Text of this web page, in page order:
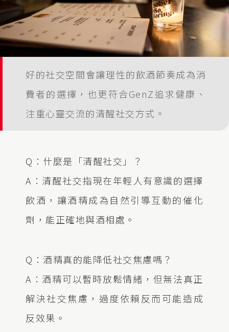
好的社交空間會讓理性的飲酒節奏成為消
費者的選擇，也更符合GenZ追求健康、
注重心靈交流的清醒社交方式。
Q：什麼是「清醒社交」？
A：清醒社交指現在年輕人有意識的選擇
飲酒，讓酒精成為自然引導互動的催化
劑，能正確地與酒相處。
Q：酒精真的能降低社交焦慮嗎？
A：酒精可以暫時放鬆情緒，但無法真正
解決社交焦慮，過度依賴反而可能造成
反效果。